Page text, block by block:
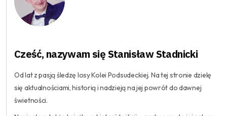
Cześć, nazywam się Stanisław Stadnicki
Od lat z pasją śledzę losy Kolei Podsudeckiej. Na tej stronie dzielę
się aktualnościami, historią i nadzieją na jej powrót do dawnej
świetności.